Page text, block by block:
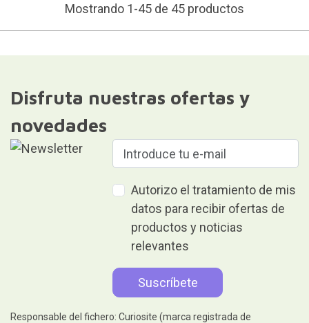
Mostrando 1-45 de 45 productos
Disfruta nuestras ofertas y
novedades
Autorizo el tratamiento de mis
datos para recibir ofertas de
productos y noticias
relevantes
Responsable del fichero: Curiosite (marca registrada de